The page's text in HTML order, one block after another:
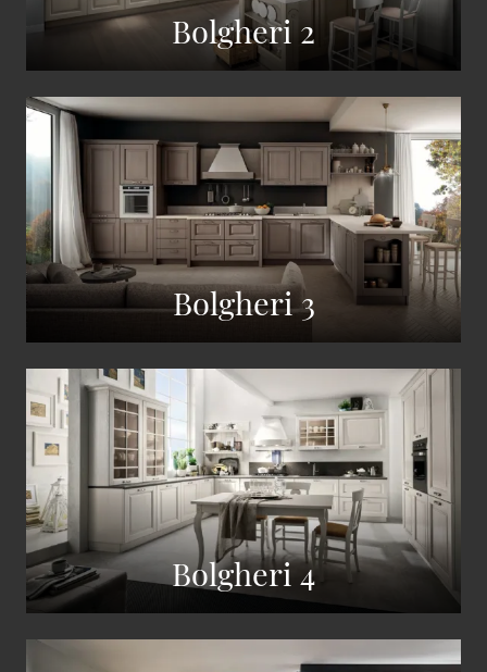
Bolgheri 2
Bolgheri 3
Bolgheri 4